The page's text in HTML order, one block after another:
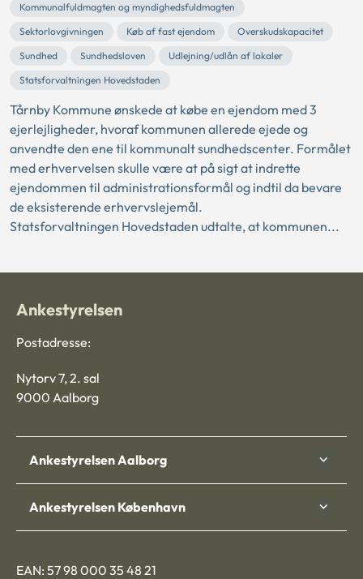
Kommunalfuldmagten og myndighedsfuldmagten
Sektorlovgivningen
Køb af fast ejendom
Overskudskapacitet
Sundhed
Sundhedsloven
Udlejning/udlån af lokaler
Statsforvaltningen Hovedstaden
Tårnby Kommune ønskede at købe en ejendom med 3
ejerlejligheder, hvoraf kommunen allerede ejede og
anvendte den ene til kommunalt sundhedscenter. Formålet
med erhvervelsen skulle være at på sigt at indrette
ejendommen til administrationsformål og indtil da bevare
de eksisterende erhvervslejemål.
Statsforvaltningen Hovedstaden udtalte, at kommunen...
Ankestyrelsen
Postadresse:
Nytorv 7, 2. sal
9000 Aalborg
Ankestyrelsen Aalborg
Ankestyrelsen København
EAN: 57 98 000 35 48 21